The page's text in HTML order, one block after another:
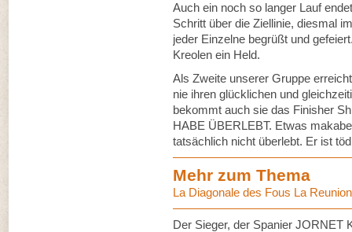
Auch ein noch so langer Lauf
Schritt über die Ziellinie, diesmal
jeder Einzelne begrüßt und
Kreolen ein Held.
Als Zweite unserer Gruppe
nie ihren glücklichen und
bekommt auch sie das Finisher
HABE ÜBERLEBT. Etwas
tatsächlich nicht überlebt. Er ist
Mehr zum Thema
La Diagonale des Fous La Reunion
Der Sieger, der Spanier JORNET